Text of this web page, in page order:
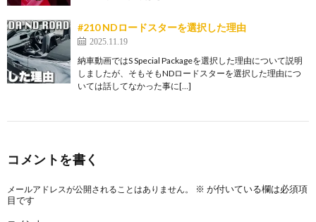
#210 NDロードスターを選択した理由
2025.11.19
納車動画ではS Special Packageを選択した理由について説明
しましたが、そもそもNDロードスターを選択した理由につ
いては話してなかった事に[…]
コメントを書く
メールアドレスが公開されることはありません。 ※ が付いている欄は必須項
目です